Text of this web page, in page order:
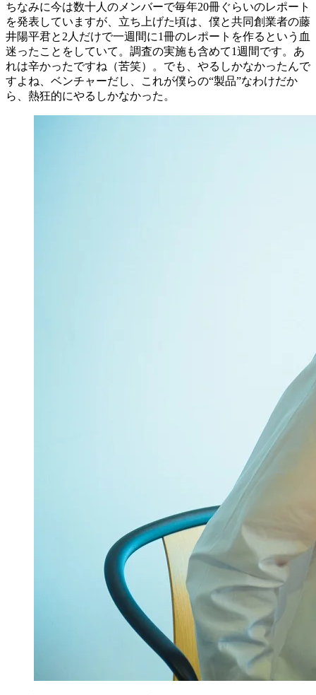
ちなみに今は数十人のメンバーで毎年20冊ぐらいのレポート
を発表していますが、立ち上げた頃は、僕と共同創業者の藤
井陽平君と2人だけで一週間に1冊のレポートを作るという血
迷ったことをしていて。調査の実施も含めて1週間です。あ
れは辛かったですね（苦笑）。でも、やるしかなかったんで
すよね、ベンチャーだし、これが僕らの“製品”なわけだか
ら、熱狂的にやるしかなかった。